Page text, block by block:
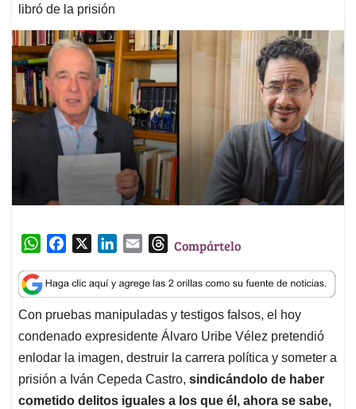
libró de la prisión
W
a
t
s
A
p
p
c
e
b
o
o
k
n
k
e
d
I
n
a
i
l
T
r
e
a
d
s
Compártelo
Con pruebas manipuladas y testigos falsos, el hoy
condenado expresidente Álvaro Uribe Vélez pretendió
enlodar la imagen, destruir la carrera política y someter a
prisión a Iván Cepeda Castro, sindicándolo de haber
cometido delitos iguales a los que él, ahora se sabe,